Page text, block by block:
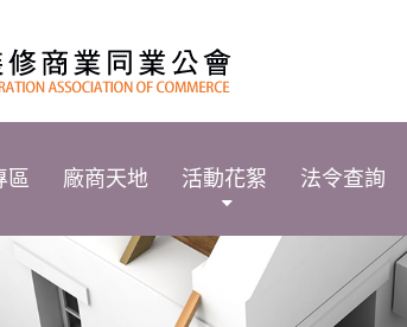
區 廠商天地 活動花絮 法令查詢